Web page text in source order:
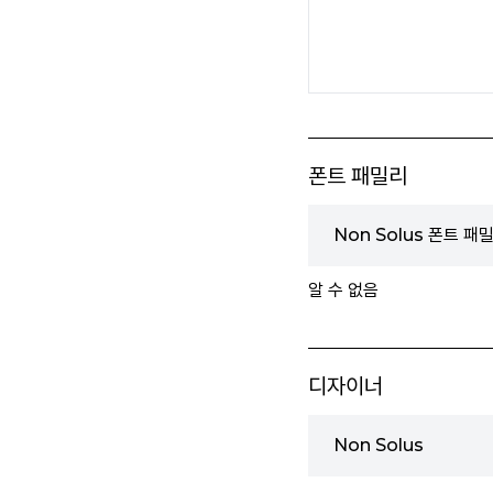
폰트 패밀리
Non Solus 폰트 패
알 수 없음
디자이너
Non Solus